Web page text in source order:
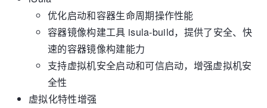
优化启动和容器生命周期操作性能
容器镜像构建工具 isula-build，提供了安全、快
速的容器镜像构建能力
支持虚拟机安全启动和可信启动，增强虚拟机安
全性
虚拟化特性增强